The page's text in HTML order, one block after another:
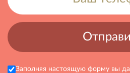
Заполняя настоящую форму вы